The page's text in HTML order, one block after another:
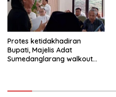
Protes ketidakhadiran
Bupati, Majelis Adat
Sumedanglarang walkout